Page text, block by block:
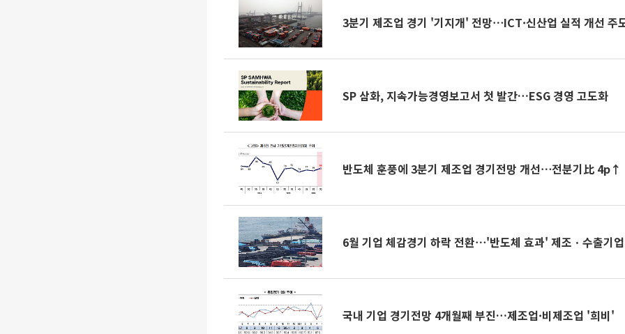
3분기 제조업 경기 '기지개' 전망⋯ICT·신산업 실적 개선 주
SP 삼화, 지속가능경영보고서 첫 발간…ESG 경영 고도화
반도체 훈풍에 3분기 제조업 경기전망 개선⋯전분기比 4p↑
6월 기업 체감경기 하락 전환⋯'반도체 효과' 제조ㆍ수출기
국내 기업 경기전망 4개월째 부진…제조업·비제조업 '희비'